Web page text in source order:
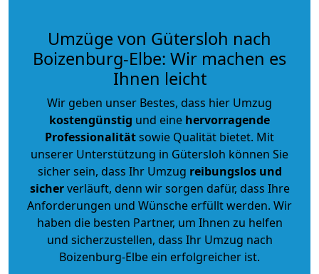
Umzüge von Gütersloh nach
Boizenburg-Elbe: Wir machen es
Ihnen leicht
Wir geben unser Bestes, dass hier Umzug
kostengünstig und eine hervorragende
Professionalitätsowie Qualität bietet. Mit
unserer Unterstützung in Gütersloh können Sie
sicher sein, dass Ihr Umzug reibungslos und
sicherverläuft, denn wir sorgen dafür, dass Ihre
Anforderungen und Wünsche erfüllt werden. Wir
haben die besten Partner, um Ihnen zu helfen
und sicherzustellen, dass Ihr Umzug nach
Boizenburg-Elbe ein erfolgreicher ist.